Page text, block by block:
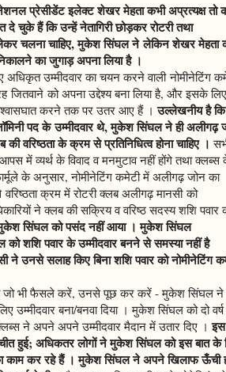
प्रेसीडेंट इलेक्ट शेखर मेहता कभी अप्रत्यक्ष तो
चुके हैं कि उन्हें नेतागिरी छोड़कर रोटरी तथा
चलना चाहिए, मुकेश सिंघल ने लेकिन शेखर मेहता
का जुगाड़ अपना लिया है ।
उम्मीदवार का चयन करने वाली नोमीनेटिंग
जितवाने को अपना उद्देश्य बना लिया है, और इसके लिए
करने तक पर उतर आए हैं ।उल्लेखनीय है कि
पद के उम्मीदवार थे, मुकेश सिंघल ने ही अलीगढ़
वरिष्ठता के क्रम से प्रतिनिधित्व होना चाहिए ।
में व्यर्थ के विवाद व मनमुटाव नहीं होंगे तथा क्लब्स
के अनुसार, नोमीनेटिंग कमेटी में अलीगढ़ जोन का
क्रम में रोटरी क्लब अलीगढ़ मानसी को
ने क्लब की सक्रिय व वरिष्ठ सदस्य शशि पवार
मुकेश सिंघल को पसंद नहीं आया । मुकेश सिंघल
शशि पवार के उम्मीदवार बनने से समस्या नहीं है
उनसे सलाह किए बिना शशि पवार को नोमीनेटिंग
जो भी फैसले करें, उनसे पूछ कर करें - मुकेश सिंघल ने
उम्मीदवार बना/बनवा दिया । मुकेश सिंघल को दो
ने अपने अपने उम्मीदवार मैदान में उतार दिए ।
हुई; अधिकतर लोगों ने मुकेश सिंघल को इस बात के
काम कर रहे हैं । मुकेश सिंघल ने अपने खिलाफ ऊँची